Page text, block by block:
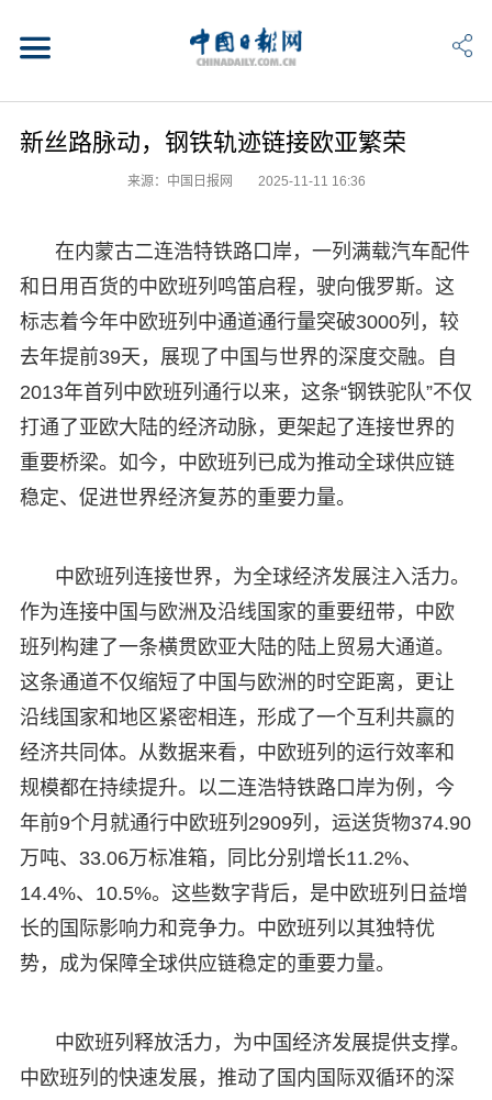
新丝路脉动，钢铁轨迹链接欧亚繁荣
来源：中国日报网 2025-11-11 16:36
在内蒙古二连浩特铁路口岸，一列满载汽车配件
和日用百货的中欧班列鸣笛启程，驶向俄罗斯。这
标志着今年中欧班列中通道通行量突破3000列，较
去年提前39天，展现了中国与世界的深度交融。自
2013年首列中欧班列通行以来，这条“钢铁驼队”不仅
打通了亚欧大陆的经济动脉，更架起了连接世界的
重要桥梁。如今，中欧班列已成为推动全球供应链
稳定、促进世界经济复苏的重要力量。
中欧班列连接世界，为全球经济发展注入活力。
作为连接中国与欧洲及沿线国家的重要纽带，中欧
班列构建了一条横贯欧亚大陆的陆上贸易大通道。
这条通道不仅缩短了中国与欧洲的时空距离，更让
沿线国家和地区紧密相连，形成了一个互利共赢的
经济共同体。从数据来看，中欧班列的运行效率和
规模都在持续提升。以二连浩特铁路口岸为例，今
年前9个月就通行中欧班列2909列，运送货物374.90
万吨、33.06万标准箱，同比分别增长11.2%、
14.4%、10.5%。这些数字背后，是中欧班列日益增
长的国际影响力和竞争力。中欧班列以其独特优
势，成为保障全球供应链稳定的重要力量。
中欧班列释放活力，为中国经济发展提供支撑。
中欧班列的快速发展，推动了国内国际双循环的深